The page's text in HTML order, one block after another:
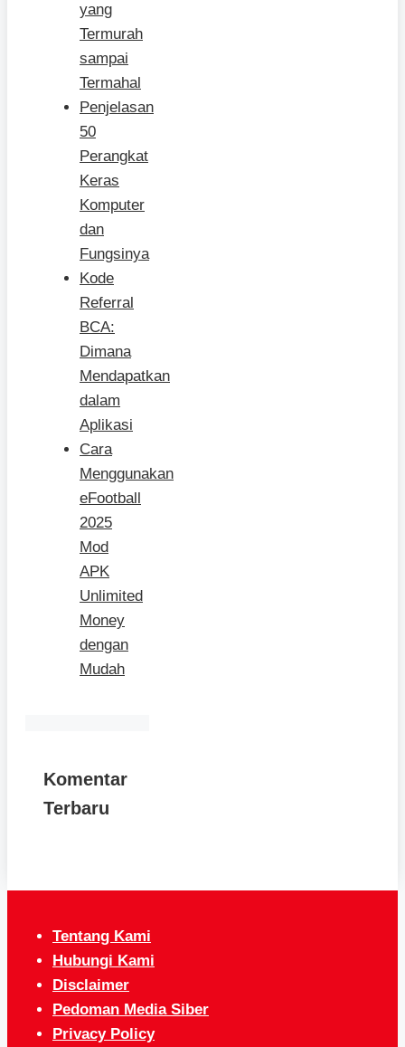
yang
Termurah
sampai
Termahal
Penjelasan
50
Perangkat
Keras
Komputer
dan
Fungsinya
Kode
Referral
BCA:
Dimana
Mendapatkan
dalam
Aplikasi
Cara
Menggunakan
eFootball
2025
Mod
APK
Unlimited
Money
dengan
Mudah
Komentar
Terbaru
Tentang Kami
Hubungi Kami
Disclaimer
Pedoman Media Siber
Privacy Policy